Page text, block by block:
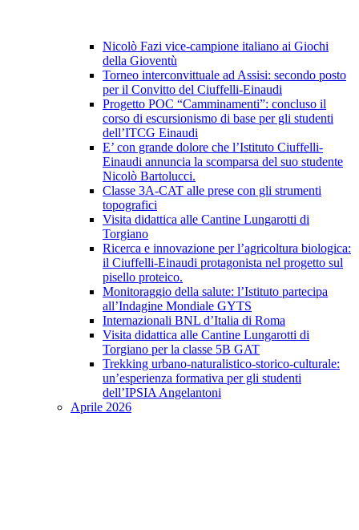
Nicolò Fazi vice-campione italiano ai Giochi
della Gioventù
Torneo interconvittuale ad Assisi: secondo posto
per il Convitto del Ciuffelli-Einaudi
Progetto POC “Camminamenti”: concluso il
corso di escursionismo di base per gli studenti
dell’ITCG Einaudi
E’ con grande dolore che l’Istituto Ciuffelli-
Einaudi annuncia la scomparsa del suo studente
Nicolò Bartolucci.
Classe 3A-CAT alle prese con gli strumenti
topografici
Visita didattica alle Cantine Lungarotti di
Torgiano
Ricerca e innovazione per l’agricoltura biologica:
il Ciuffelli-Einaudi protagonista nel progetto sul
pisello proteico.
Monitoraggio della salute: l’Istituto partecipa
all’Indagine Mondiale GYTS
Internazionali BNL d’Italia di Roma
Visita didattica alle Cantine Lungarotti di
Torgiano per la classe 5B GAT
Trekking urbano-naturalistico-storico-culturale:
un’esperienza formativa per gli studenti
dell’IPSIA Angelantoni
Aprile 2026